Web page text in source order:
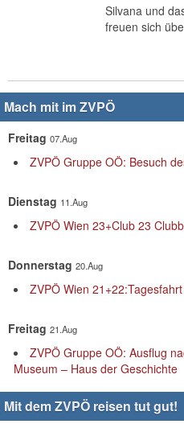
Silvana und
freuen sich
Mach mit im ZVPÖ
Freitag 07.Aug
ZVPÖ Gruppe OÖ: Besuch
Dienstag 11.Aug
ZVPÖ Wien 23+Club 23
Donnerstag 20.Aug
ZVPÖ Wien
Freitag 21.Aug
ZVPÖ Gruppe OÖ: Ausflug
Museum – Haus der Geschichte
Mit dem ZVPÖ reisen tut gut!